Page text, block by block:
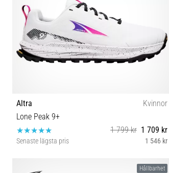
Altra
Kvinnor
Lone Peak 9+
1 799 kr 1 709 kr
Senaste lägsta pris 1 546 kr
36 37 37½ 38 38½ 39 40 40½ 41 Hållbarhet